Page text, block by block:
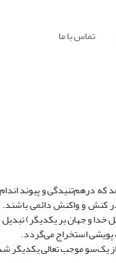
تماس با ما
درهم‌تنیدگی و پیوند
کنش و واکنش دائمی
خدا و جهان بر یکدیگر)
پویشی استخراج می‌گردد.
یک‌سو موجب تعالی یکدیگر